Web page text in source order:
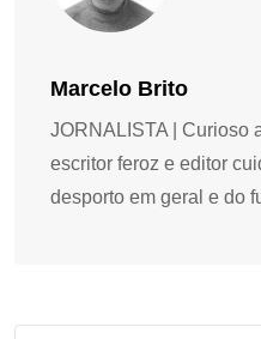
Marcelo Brito
JORNALISTA | Curioso
escritor feroz e editor
desporto em geral e do